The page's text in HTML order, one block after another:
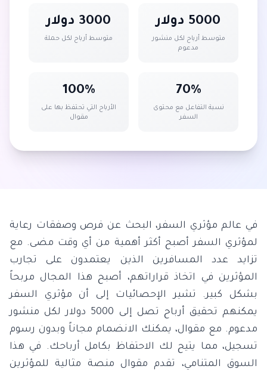
5000 دولار
متوسط أرباح لكل منشور
مدعوم
3000 دولار
متوسط أرباح لكل حملة
70%
نسبة التفاعل مع محتوى
السفر
100%
الأرباح التي تحتفظ بها على
مقوال
في عالم مؤثري السفر، البحث عن فرص وصفقات رعاية
لمؤثري السفر أصبح أكثر أهمية من أي وقت مضى. مع
تزايد عدد المسافرين الذين يعتمدون على تجارب
المؤثرين في اتخاذ قراراتهم، أصبح هذا المجال مربحاً
بشكل كبير. تشير الإحصائيات إلى أن مؤثري السفر
يمكنهم تحقيق أرباح تصل إلى 5000 دولار لكل منشور
مدعوم. مع مقوال، يمكنك الانضمام مجاناً وبدون رسوم
تسجيل، مما يتيح لك الاحتفاظ بكامل أرباحك. في هذا
السوق المتنامي، تقدم مقوال منصة مثالية للمؤثرين